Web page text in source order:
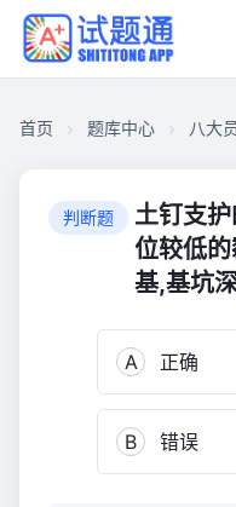
首页 题库中心 八大
判断题
土钉支
位较低
基,基坑
A 正确
B 错误